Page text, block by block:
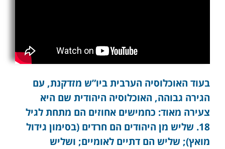
בעוד האוכלוסיה הערבית ביו”ש מזדקנת, עם
הגירה גבוהה, האוכלוסיה היהודית שם היא
צעירה מאוד: כחמישים אחוזים הם מתחת לגיל
18. שליש מן היהודים הם חרדים (בסימון גידול
מואץ); שליש הם דתיים לאומיים; ושליש